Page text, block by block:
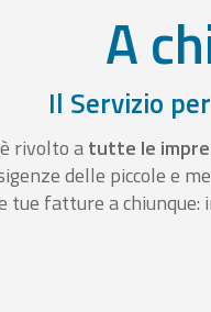
A
Il Servizio
rivolto atutte le
delle piccole e
tue fatture a